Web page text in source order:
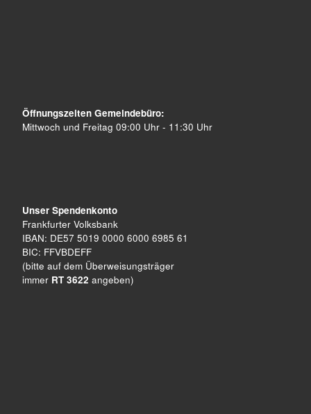
Öffnungszeiten Gemeindebüro:
Mittwoch und Freitag 09:00 Uhr - 11:30 Uhr
Unser Spendenkonto
Frankfurter Volksbank
IBAN: DE57 5019 0000 6000 6985 61
BIC: FFVBDEFF
(bitte auf dem Überweisungsträger
immer RT 3622 angeben)